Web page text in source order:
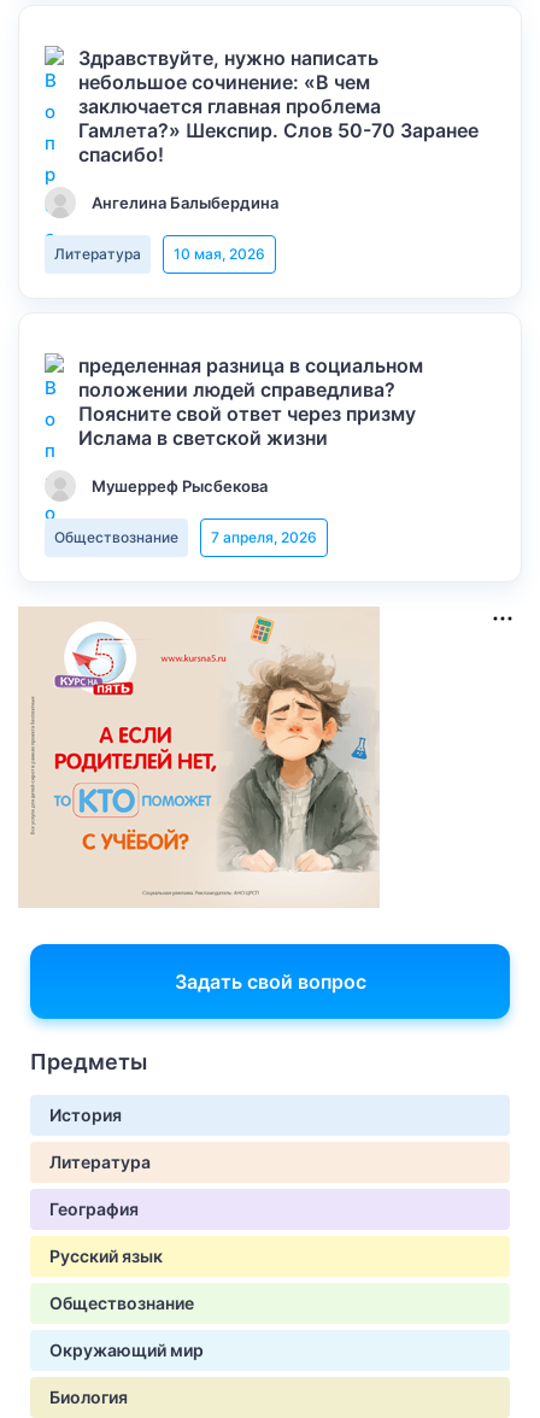
Здравствуйте, нужно написать
небольшое сочинение: «В чем
заключается главная проблема
Гамлета?» Шекспир. Слов 50-70 Заранее
спасибо!
Ангелина Балыбердина
Литература 10 мая, 2026
пределенная разница в социальном
положении людей справедлива?
Поясните свой ответ через призму
Ислама в светской жизни
Мушерреф Рысбекова
Обществознание 7 апреля, 2026
Задать свой вопрос
Предметы
История
Литература
География
Русский язык
Обществознание
Окружающий мир
Биология